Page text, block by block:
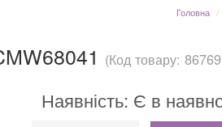
Головна
(Код товару:
Наявність: Є в